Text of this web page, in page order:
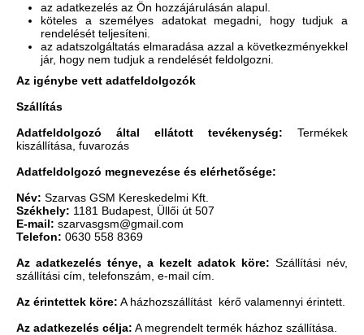
az adatkezelés az Ön hozzájárulásán alapul.
köteles a személyes adatokat megadni, hogy tudjuk a
rendelését teljesíteni.
az adatszolgáltatás elmaradása azzal a következményekkel
jár, hogy nem tudjuk a rendelését feldolgozni.
Az igénybe vett adatfeldolgozók
Szállítás
Adatfeldolgozó által ellátott tevékenység: Termékek
kiszállítása, fuvarozás
Adatfeldolgozó megnevezése és elérhetősége:
Név: Szarvas GSM Kereskedelmi Kft.
Székhely: 1181 Budapest, Üllői út 507
E-mail: szarvasgsm@gmail.com
Telefon: 0630 558 8369
Az adatkezelés ténye, a kezelt adatok köre: Szállítási név,
szállítási cím, telefonszám, e-mail cím.
Az érintettek köre: A házhozszállítást kérő valamennyi érintett.
Az adatkezelés célja: A megrendelt termék házhoz szállítása.